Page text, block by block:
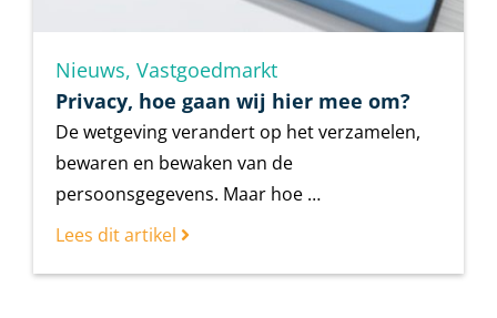
Nieuws, Vastgoedmarkt
Privacy, hoe gaan wij hier mee om?
De wetgeving verandert op het verzamelen,
bewaren en bewaken van de
persoonsgegevens. Maar hoe …
Lees dit artikel